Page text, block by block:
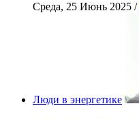
Среда, 25 Июнь 2025 /
Люди в энергетике